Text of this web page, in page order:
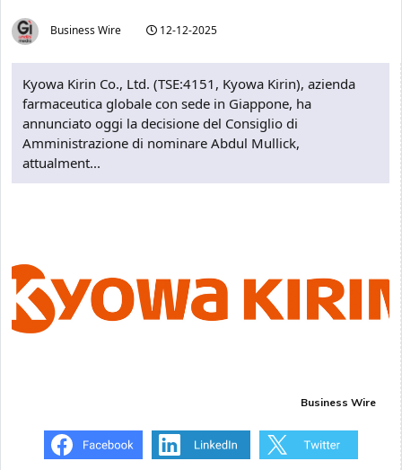
Business Wire 12-12-2025
Kyowa Kirin Co., Ltd. (TSE:4151, Kyowa Kirin), azienda
farmaceutica globale con sede in Giappone, ha
annunciato oggi la decisione del Consiglio di
Amministrazione di nominare Abdul Mullick,
attualment...
Business Wire